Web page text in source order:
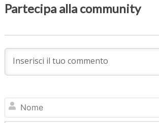
Partecipa alla community